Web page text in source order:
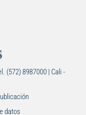
(572) 8987000 | Cali -
datos